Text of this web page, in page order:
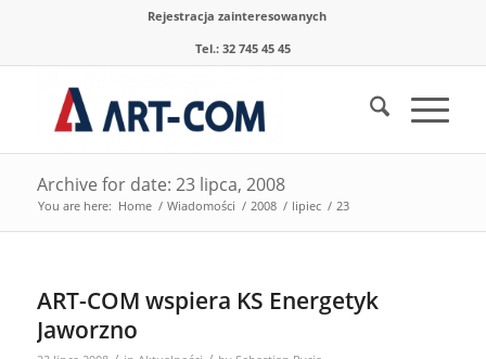
Rejestracja zainteresowanych
Tel.: 32 745 45 45
Archive for date: 23 lipca, 2008
You are here: Home / Wiadomości / 2008 / lipiec / 23
ART-COM wspiera KS Energetyk
Jaworzno